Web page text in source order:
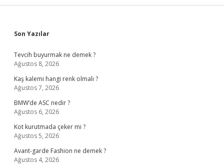
Sidebar
Son Yazılar
Tevcih buyurmak ne demek ?
Ağustos 8, 2026
Kaş kalemi hangi renk olmalı ?
Ağustos 7, 2026
BMW’de ASC nedir ?
Ağustos 6, 2026
Kot kurutmada çeker mi ?
Ağustos 5, 2026
Avant-garde Fashion ne demek ?
Ağustos 4, 2026